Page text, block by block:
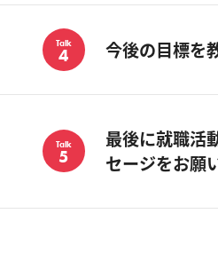
Talk
4 今後の目標を
Talk
5
最後に就職活
セージをお願